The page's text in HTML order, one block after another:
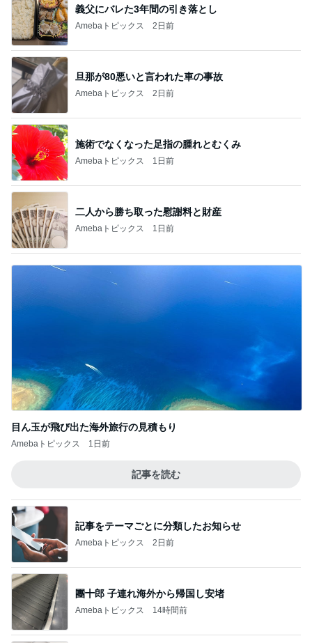
義父にバレた3年間の引き落とし
Amebaトピックス 2日前
旦那が80悪いと言われた車の事故
Amebaトピックス 2日前
施術でなくなった足指の腫れとむくみ
Amebaトピックス 1日前
二人から勝ち取った慰謝料と財産
Amebaトピックス 1日前
目ん玉が飛び出た海外旅行の見積もり
Amebaトピックス 1日前
記事を読む
記事をテーマごとに分類したお知らせ
Amebaトピックス 2日前
團十郎 子連れ海外から帰国し安堵
Amebaトピックス 14時間前